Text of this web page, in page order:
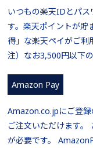
いつもの楽天IDとパス
す。楽天ポイントが貯
得」な楽天ペイがご利
注）なお3,500円以下
Amazon Pay
Amazon.co.jpにご登
ご注文いただけます
が必要です。